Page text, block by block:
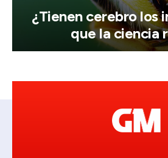
¿Tienen cerebro los
que la ciencia